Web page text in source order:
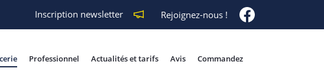
Inscription newsletter Rejoignez-nous !
Professionnel Actualités et tarifs Avis Commandez